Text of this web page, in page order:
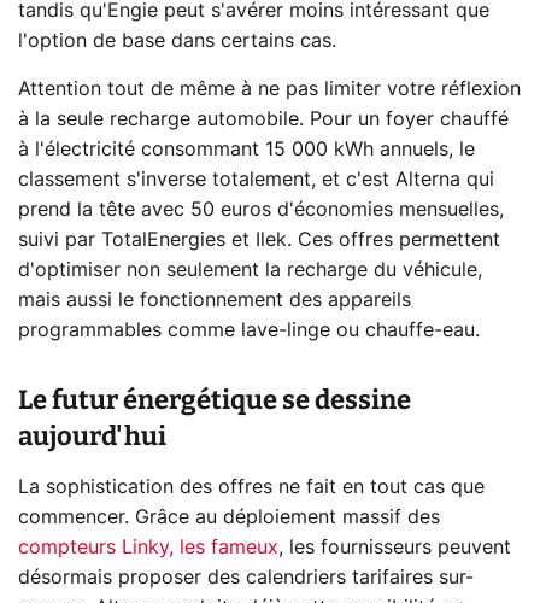
tandis qu'Engie peut s'avérer moins intéressant que
l'option de base dans certains cas.
Attention tout de même à ne pas limiter votre réflexion
à la seule recharge automobile. Pour un foyer chauffé
à l'électricité consommant 15 000 kWh annuels, le
classement s'inverse totalement, et c'est Alterna qui
prend la tête avec 50 euros d'économies mensuelles,
suivi par TotalEnergies et Ilek. Ces offres permettent
d'optimiser non seulement la recharge du véhicule,
mais aussi le fonctionnement des appareils
programmables comme lave-linge ou chauffe-eau.
Le futur énergétique se dessine
aujourd'hui
La sophistication des offres ne fait en tout cas que
commencer. Grâce au déploiement massif des
compteurs Linky, les fameux, les fournisseurs peuvent
désormais proposer des calendriers tarifaires sur-